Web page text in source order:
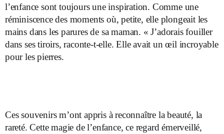
l’enfance sont toujours une inspiration. Comme une
réminiscence des moments où, petite, elle plongeait les
mains dans les parures de sa maman. « J’adorais fouiller
dans ses tiroirs, raconte-t-elle. Elle avait un œil incroyable
pour les pierres.
Ces souvenirs m’ont appris à reconnaître la beauté, la
rareté. Cette magie de l’enfance, ce regard émerveillé,